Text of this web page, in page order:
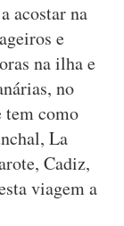
acostar na
e
na ilha e
no
tem como
La
Cadiz,
viagem a